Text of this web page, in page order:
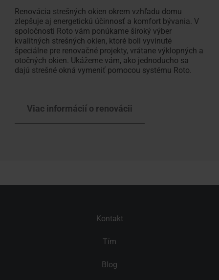
Renovácia strešných okien okrem vzhľadu domu
zlepšuje aj energetickú účinnosť a komfort bývania. V
spoločnosti Roto vám ponúkame široký výber
kvalitných strešných okien, ktoré boli vyvinuté
špeciálne pre renovačné projekty, vrátane výklopných a
otočných okien. Ukážeme vám, ako jednoducho sa
dajú strešné okná vymeniť pomocou systému Roto.
Viac informácií o renovácii
Kontakt
Tím
Blog